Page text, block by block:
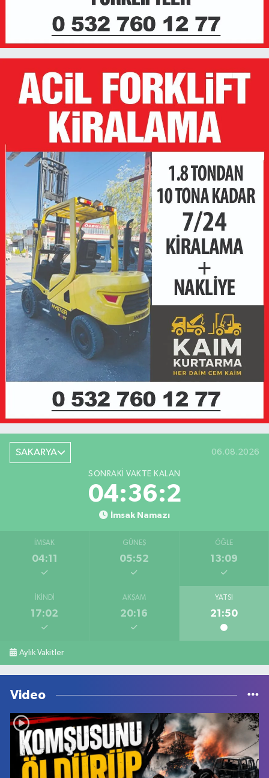
SAKARYA 06.08.2026
SONRAKI VAKTE KALAN
04:36:2
İmsak Namazı
İMSAK
04:11
GÜNEŞ
05:52
ÖĞLE
13:09
İKINDI
17:02
AKŞAM
20:16
YATSI
21:50
Aylık Vakitler
Video